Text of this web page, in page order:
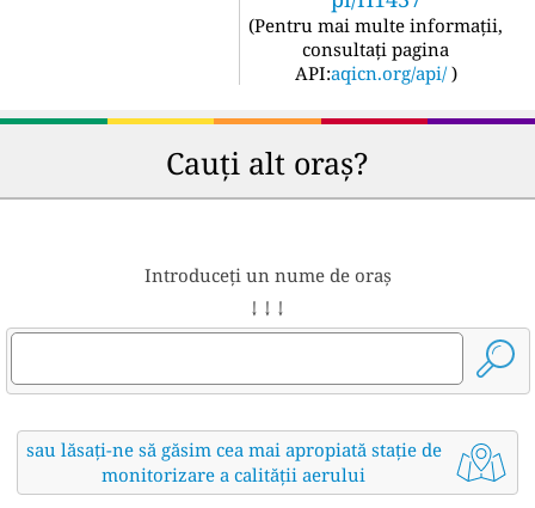
(Pentru mai multe informații,
consultați pagina
API:aqicn.org/api/ )
Cauți alt oraș?
Introduceți un nume de oraș
↓ ↓ ↓
sau lăsați-ne să găsim cea mai apropiată stație de
monitorizare a calității aerului